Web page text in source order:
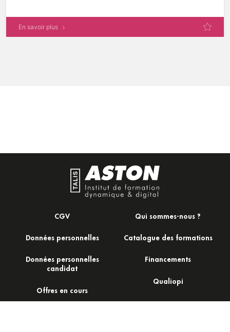
En savoir plus
CGV
Données personnelles
Données personnelles
candidat
Offres en cours
Qui sommes-nous ?
Catalogue des formations
Financements
Qualiopi